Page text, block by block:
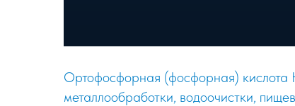
Ортофосфорная (фосфорная)
металлообработки, водоочистки,